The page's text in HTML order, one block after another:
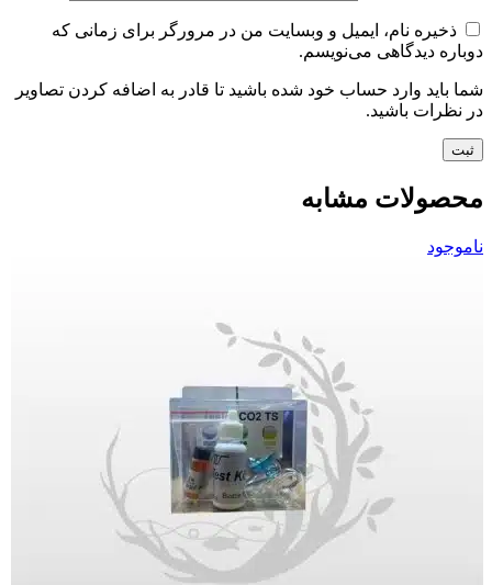
ذخیره نام، ایمیل و وبسایت من در مرورگر برای زمانی که
دوباره دیدگاهی می‌نویسم.
شما باید وارد حساب خود شده باشید تا قادر به اضافه کردن تصاویر
در نظرات باشید.
محصولات مشابه
ناموجود